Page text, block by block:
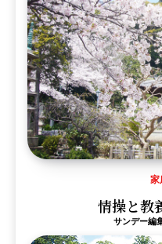
家
情操と教
サンデー編